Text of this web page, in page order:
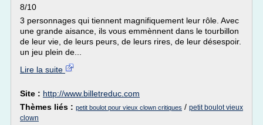
8/10
3 personnages qui tiennent magnifiquement leur rôle. Avec
une grande aisance, ils vous emmènnent dans le tourbillon
de leur vie, de leurs peurs, de leurs rires, de leur désespoir.
un jeu plein de...
Lire la suite
Site : http://www.billetreduc.com
Thèmes liés : petit boulot pour vieux clown critiques / petit boulot vieux
clown